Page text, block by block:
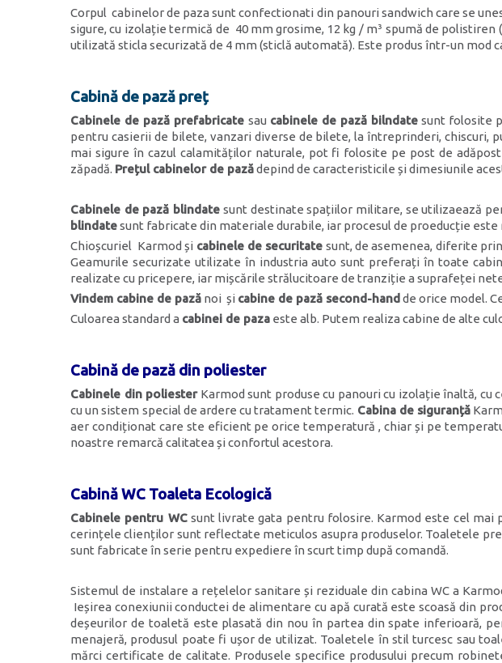
Corpul cabinelor de paza sunt confectionati din panouri sandwich care se
sigure, cu izolație termică de 40 mm grosime, 12 kg / m³ spumă de
utilizată sticla securizată de 4 mm (sticlă automată). Este produs într-un mod
Cabină de pază preț
Cabinele de pază prefabricate sau cabinele de pază bilndate sunt folosite
pentru casierii de bilete, vanzari diverse de bilete, la întreprinderi,
mai sigure în cazul calamităților naturale, pot fi folosite pe post de
zăpadă. Prețul cabinelor de pazădepind de caracteristicile și dimesiunile
Cabinele de pază blindate sunt destinate spațiilor militare, se utilizaează
blindatesunt fabricate din materiale durabile, iar procesul de proeducție
Chioșcuriel Karmod și cabinele de securitate sunt, de asemenea, diferite
Geamurile securizate utilizate în industria auto sunt preferați în toate
realizate cu pricepere, iar mișcările strălucitoare de tranziție a suprafeței
Vindem cabine de pază noi și cabine de pază second-hand de orice model.
Culoarea standard a cabinei de paza este alb. Putem realiza cabine de alte
Cabină de pază din poliester
Cabinele din poliesterKarmod sunt produse cu panouri cu izolație înaltă,
cu un sistem special de ardere cu tratament termic. Cabina de siguranță
aer condiționat care ste eficient pe orice temperatură , chiar și pe
noastre remarcă calitatea și confortul acestora.
Cabină WC Toaleta Ecologică
Cabinele pentru WCsunt livrate gata pentru folosire. Karmod este cel mai
cerințele clienților sunt reflectate meticulos asupra produselor. Toaletele
sunt fabricate în serie pentru expediere în scurt timp după comandă.
Sistemul de instalare a rețelelor sanitare și reziduale din cabina WC a
Ieșirea conexiunii conductei de alimentare cu apă curată este scoasă din
deșeurilor de toaletă este plasată din nou în partea din spate inferioară,
menajeră, produsul poate fi ușor de utilizat. Toaletele în stil turcesc sau
mărci certificate de calitate. Produsele specifice produsului precum